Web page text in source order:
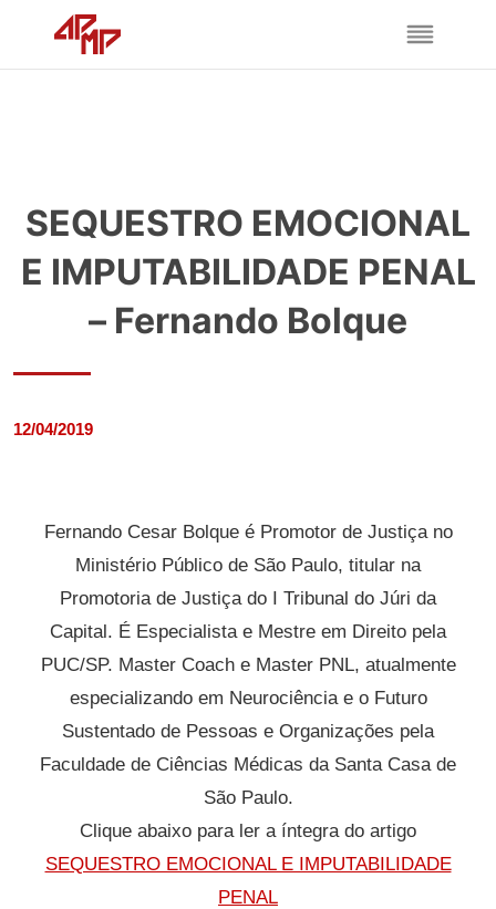
SEQUESTRO EMOCIONAL
E IMPUTABILIDADE PENAL
– Fernando Bolque
12/04/2019
Fernando Cesar Bolque é Promotor de Justiça no
Ministério Público de São Paulo, titular na
Promotoria de Justiça do I Tribunal do Júri da
Capital. É Especialista e Mestre em Direito pela
PUC/SP. Master Coach e Master PNL, atualmente
especializando em Neurociência e o Futuro
Sustentado de Pessoas e Organizações pela
Faculdade de Ciências Médicas da Santa Casa de
São Paulo.
Clique abaixo para ler a íntegra do artigo
SEQUESTRO EMOCIONAL E IMPUTABILIDADE
PENAL